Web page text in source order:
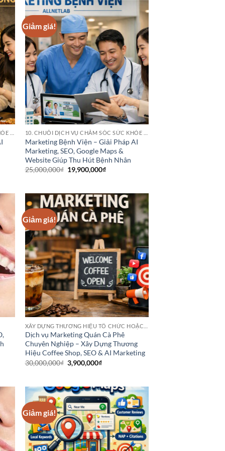
Giảm giá!
Marketing Bệnh Viện – Giải Pháp AI
Marketing, SEO, Google Maps &
Website Giúp Thu Hút Bệnh Nhân
25,000,000₫ Giá
gốc
19,900,000₫Giá
19,900,000₫.
Giảm giá!
Dịch vụ Marketing Quán Cà Phê
Chuyên Nghiệp – Xây Dựng Thương
Hiệu Coffee Shop, SEO & AI Marketing
30,000,000₫ Giá
gốc
3,900,000₫Giá
3,900,000₫.
Giảm giá!